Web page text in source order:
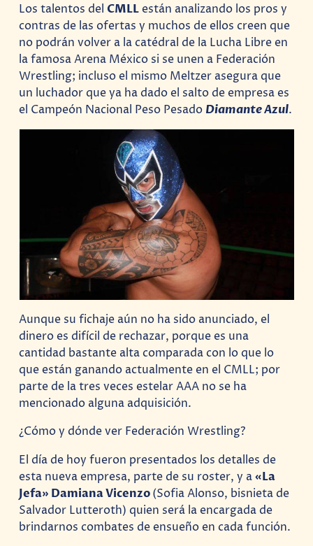
Los talentos del CMLLestán analizando los pros y
contras de las ofertas y muchos de ellos creen que
no podrán volver a la catédral de la Lucha Libre en
la famosa Arena México si se unen a Federación
Wrestling; incluso el mismo Meltzer asegura que
un luchador que ya ha dado el salto de empresa es
el Campeón Nacional Peso Pesado Diamante Azul.
Aunque su fichaje aún no ha sido anunciado, el
dinero es difícil de rechazar, porque es una
cantidad bastante alta comparada con lo que lo
que están ganando actualmente en el CMLL; por
parte de la tres veces estelar AAA no se ha
mencionado alguna adquisición.
¿Cómo y dónde ver Federación Wrestling?
El día de hoy fueron presentados los detalles de
esta nueva empresa, parte de su roster, y a«La
Jefa» Damiana Vicenzo(Sofia Alonso, bisnieta de
Salvador Lutteroth) quien será la encargada de
brindarnos combates de ensueño en cada función.